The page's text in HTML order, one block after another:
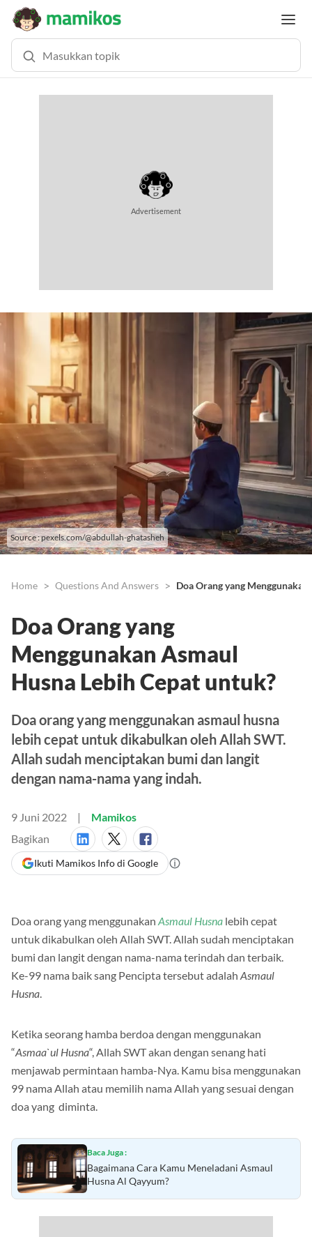
Advertisement
Source : pexels.com/@abdullah-ghatasheh
Home Questions And Answers Doa Orang yang
Doa Orang yang
Menggunakan Asmaul
Husna Lebih Cepat untuk?
Doa orang yang menggunakan asmaul husna
lebih cepat untuk dikabulkan oleh Allah SWT.
Allah sudah menciptakan bumi dan langit
dengan nama-nama yang indah.
9 Juni 2022
Mamikos
Bagikan
Ikuti Mamikos Info di Google
Doa orang yang menggunakan Asmaul Husna lebih cepat
untuk dikabulkan oleh Allah SWT. Allah sudah menciptakan
bumi dan langit dengan nama-nama terindah dan terbaik.
Ke-99 nama baik sang Pencipta tersebut adalah Asmaul
Husna.
Ketika seorang hamba berdoa dengan menggunakan
“Asmaa`ul Husna“, Allah SWT akan dengan senang hati
menjawab permintaan hamba-Nya. Kamu bisa menggunakan
99 nama Allah atau memilih nama Allah yang sesuai dengan
doa yang diminta.
Baca Juga :
Bagaimana Cara Kamu Meneladani Asmaul
Husna Al Qayyum?